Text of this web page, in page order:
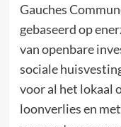
Gauches
gebaseerd op
van openbare
sociale
voor al het lokaal
loonverlies en